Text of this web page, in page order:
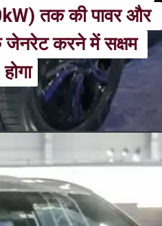
तक की पावर और
जेनरेट करने में सक्षम
होगा
तक की पावर और
जेनरेट करने में सक्षम
होगा